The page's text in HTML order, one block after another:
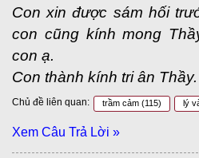
Con xin được sám hối
con cũng kính mong
con ạ.
Con thành kính tri ân Thầy.
Chủ đề liên quan: trầm cảm (115) lý
Xem Câu Trả Lời »